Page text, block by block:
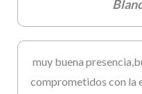
muy buena
comprometidos con la